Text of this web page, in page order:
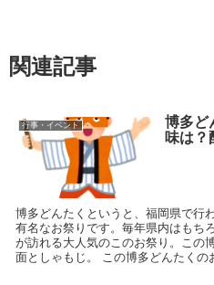
関連記事
行事・イベント
博多ど
味は？
博多どんたくというと、福岡県で行
有名なお祭りです。毎年県内はもち
が訪れる大人気のこのお祭り。この
面としゃもじ。 この博多どんたくの